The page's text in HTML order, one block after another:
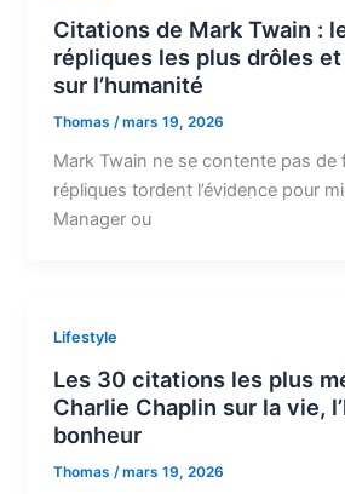
Citations de Mark Twain :
répliques les plus drôles
sur l’humanité
Thomas /mars 19, 2026
Mark Twain ne se contente pas de
répliques tordent l’évidence pour
Manager ou
Lifestyle
Les 30 citations les plus
Charlie Chaplin sur la vie,
bonheur
Thomas/mars 19, 2026